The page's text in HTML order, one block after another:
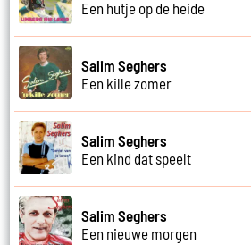
Een hutje op de heide
Salim Seghers
Een kille zomer
Salim Seghers
Een kind dat speelt
Salim Seghers
Een nieuwe morgen